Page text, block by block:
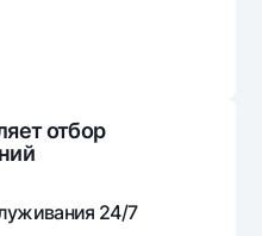
Milliy
отбор
24/7